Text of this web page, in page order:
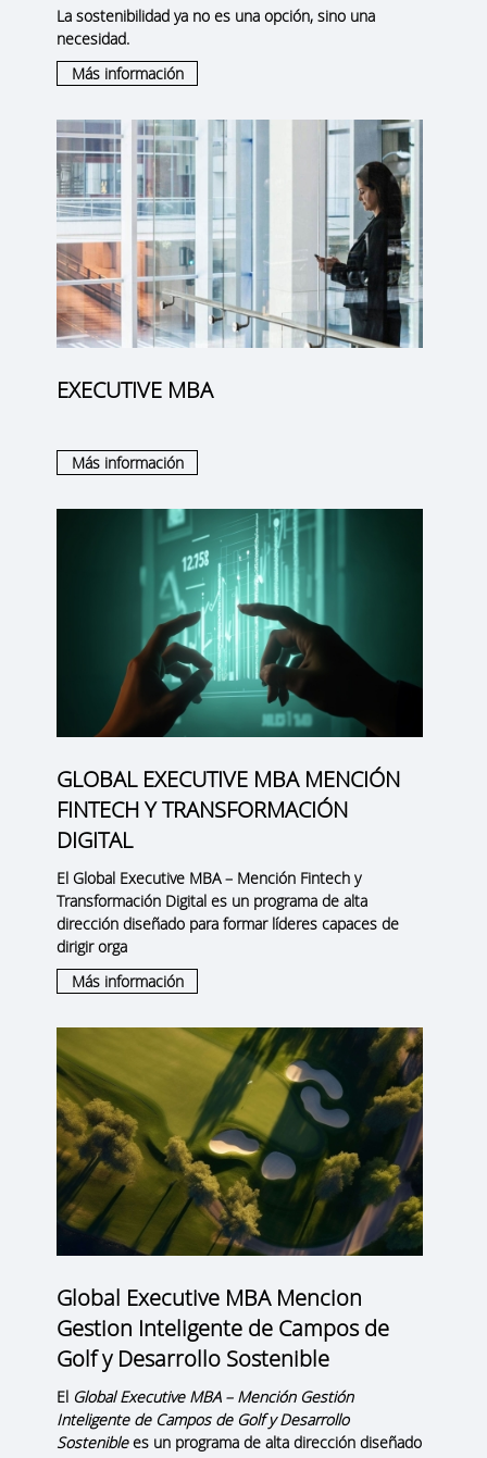
La sostenibilidad ya no es una opción, sino una
necesidad.
Más información
EXECUTIVE MBA
Más información
GLOBAL EXECUTIVE MBA MENCIÓN
FINTECH Y TRANSFORMACIÓN
DIGITAL
El Global Executive MBA – Mención Fintech y
Transformación Digital es un programa de alta
dirección diseñado para formar líderes capaces de
dirigir orga
Más información
Global Executive MBA Mencion
Gestion Inteligente de Campos de
Golf y Desarrollo Sostenible
El Global Executive MBA – Mención Gestión
Inteligente de Campos de Golf y Desarrollo
Sosteniblees un programa de alta dirección diseñado